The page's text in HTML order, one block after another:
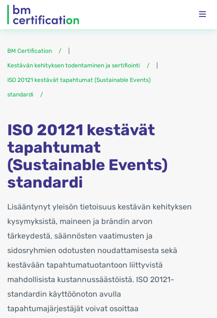
BM Certification
Kestävän kehityksen todentaminen ja sertifiointi
ISO 20121 kestävät tapahtumat (Sustainable Events)
standardi
ISO 20121 kestävät
tapahtumat
(Sustainable Events)
standardi
Lisääntynyt yleisön tietoisuus kestävän kehityksen
kysymyksistä, maineen ja brändin arvon
tärkeydestä, säännösten vaatimusten ja
sidosryhmien odotusten noudattamisesta sekä
kestävään tapahtumatuotantoon liittyvistä
mahdollisista kustannussäästöistä. ISO 20121-
standardin käyttöönoton avulla
tapahtumajärjestäjät voivat osoittaa